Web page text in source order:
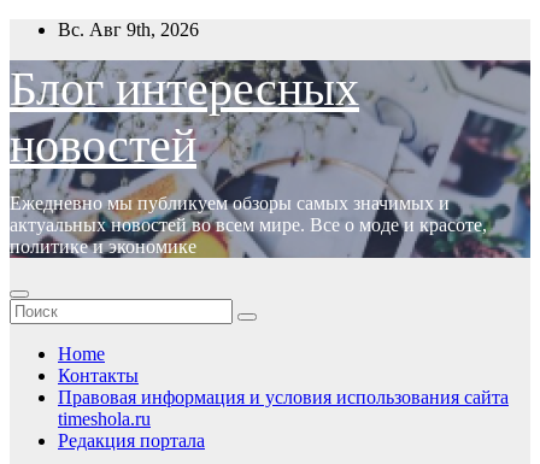
Перейти
содержимому
Вс. Авг 9th, 2026
Блог интересных
новостей
Ежедневно мы публикуем обзоры самых значимых и
актуальных новостей во всем мире. Все о моде и красоте,
политике и экономике
Home
Контакты
Правовая информация и условия использования сайта
timeshola.ru
Редакция портала